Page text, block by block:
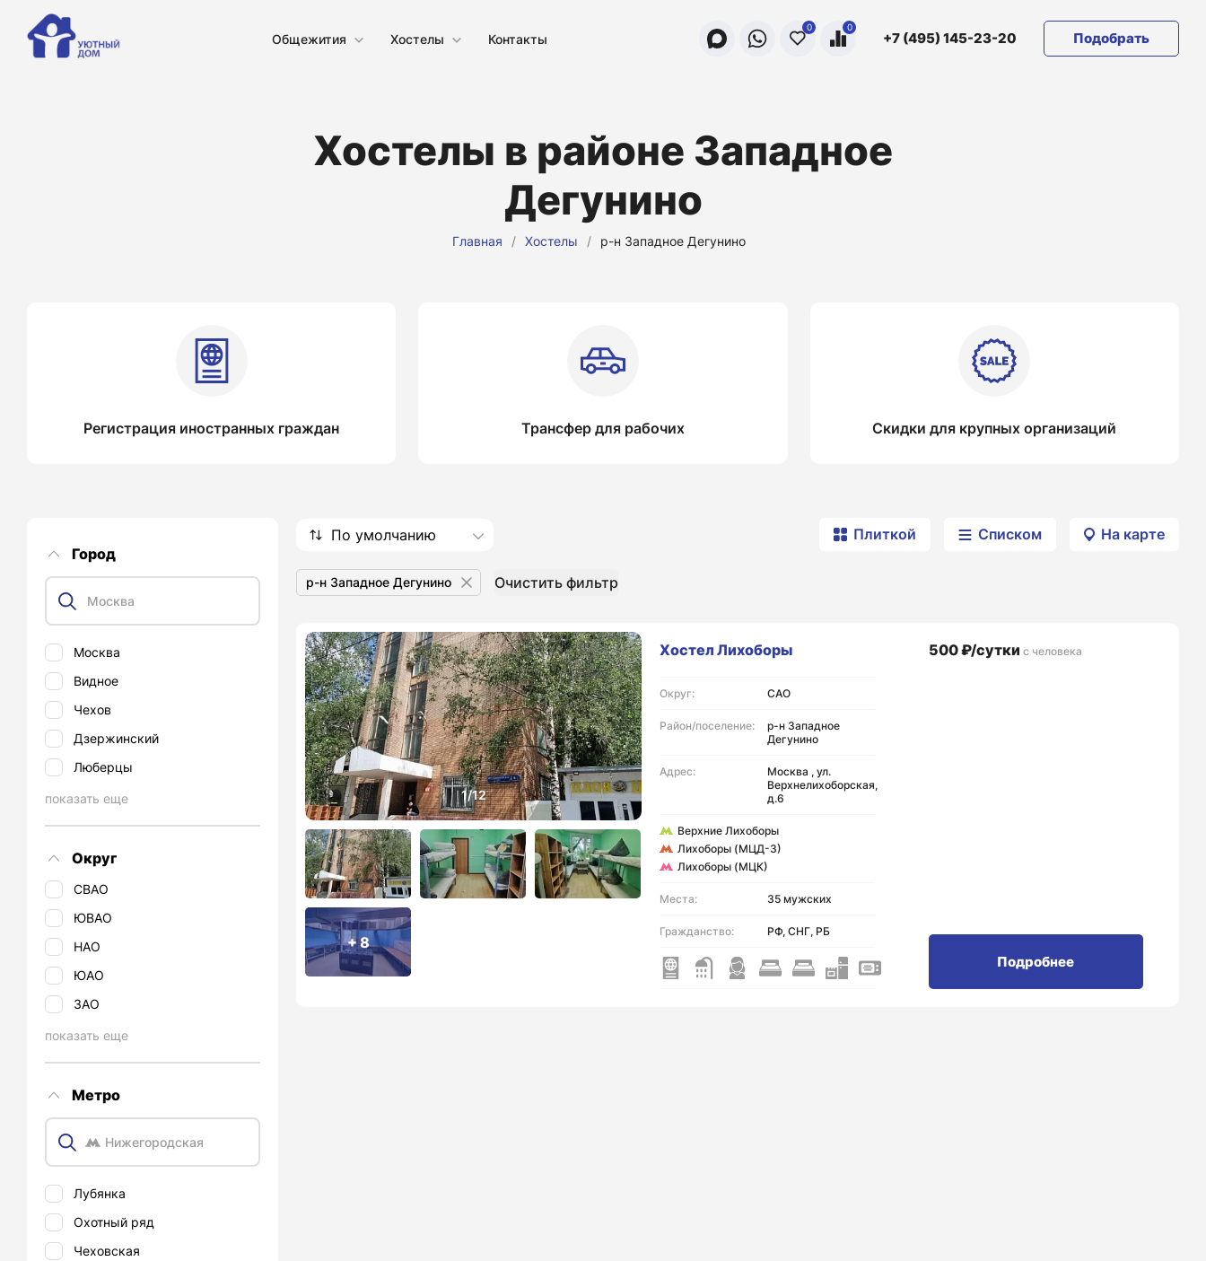
Общежития Хостелы Контакты
0 0
+7 (495) 145-23-20 Подобрать
Хостелы в районе Западное
Дегунино
Главная / Хостелы / р-н Западное Дегунино
Регистрация иностранных граждан Трансфер для рабочих Скидки для крупных организаций
Город
Москва
Видное
Чехов
Дзержинский
Люберцы
показать еще
Округ
СВАО
ЮВАО
НАО
ЮАО
ЗАО
показать еще
Метро
Лубянка
Охотный ряд
Чеховская
По умолчанию Плиткой Списком На карте
р-н Западное Дегунино Очистить фильтр
+ 8
Хостел Лихоборы
Округ: САО
Район/поселение:
р-н Западное
Дегунино
Адрес:
Москва , ул.
Верхнелихоборская,
д.6
Верхние Лихоборы
Лихоборы (МЦД-3)
Лихоборы (МЦК)
Места: 35 мужских
Гражданство: РФ, СНГ, РБ
500 ₽/сутки с человека
Подробнее